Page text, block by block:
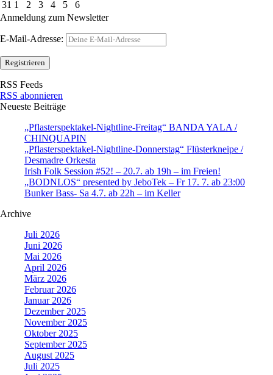
31 1 2 3 4 5
6
Anmeldung zum Newsletter
E-Mail-Adresse:
RSS Feeds
RSS abonnieren
Neueste Beiträge
„Pflasterspektakel-Nightline-Freitag“ BANDA YALA /
CHINQUAPIN
„Pflasterspektakel-Nightline-Donnerstag“ Flüsterkneipe /
Desmadre Orkesta
Irish Folk Session #52! – 20.7. ab 19h – im Freien!
„BODNLOS“ presented by JeboTek – Fr 17. 7. ab 23:00
Bunker Bass- Sa 4.7. ab 22h – im Keller
Archive
Juli 2026
Juni 2026
Mai 2026
April 2026
März 2026
Februar 2026
Januar 2026
Dezember 2025
November 2025
Oktober 2025
September 2025
August 2025
Juli 2025